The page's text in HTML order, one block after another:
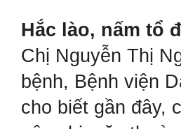
Hắc lào, nấm tổ
Chị Nguyễn Thị
bệnh, Bệnh viện
cho biết gần đây,